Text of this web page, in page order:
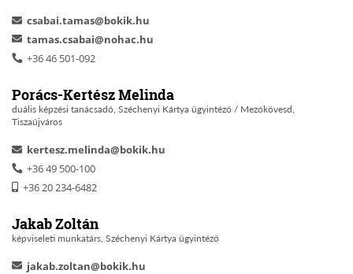
csabai.tamas@bokik.hu
tamas.csabai@nohac.hu
+36 46 501-092
Porács-Kertész Melinda
duális képzési tanácsadó, Széchenyi Kártya ügyintéző / Mezőkövesd,
Tiszaújváros
kertesz.melinda@bokik.hu
+36 49 500-100
+36 20 234-6482
Jakab Zoltán
képviseleti munkatárs, Széchenyi Kártya ügyintéző
jakab.zoltan@bokik.hu